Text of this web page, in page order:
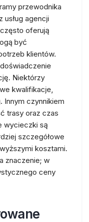
przewodnika
agencji
oferują
być
klientów.
Niektórzy
kwalifikacje,
Innym czynnikiem
trasy oraz czas
wycieczki są
szczegółowe
kosztami.
znaczenie; w
ceny